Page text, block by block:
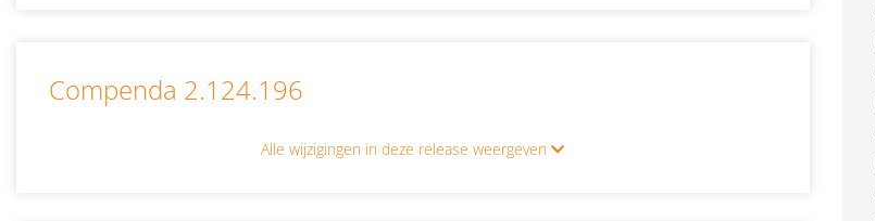
Compenda 2.124.196
Alle wijzigingen in deze release weergeven